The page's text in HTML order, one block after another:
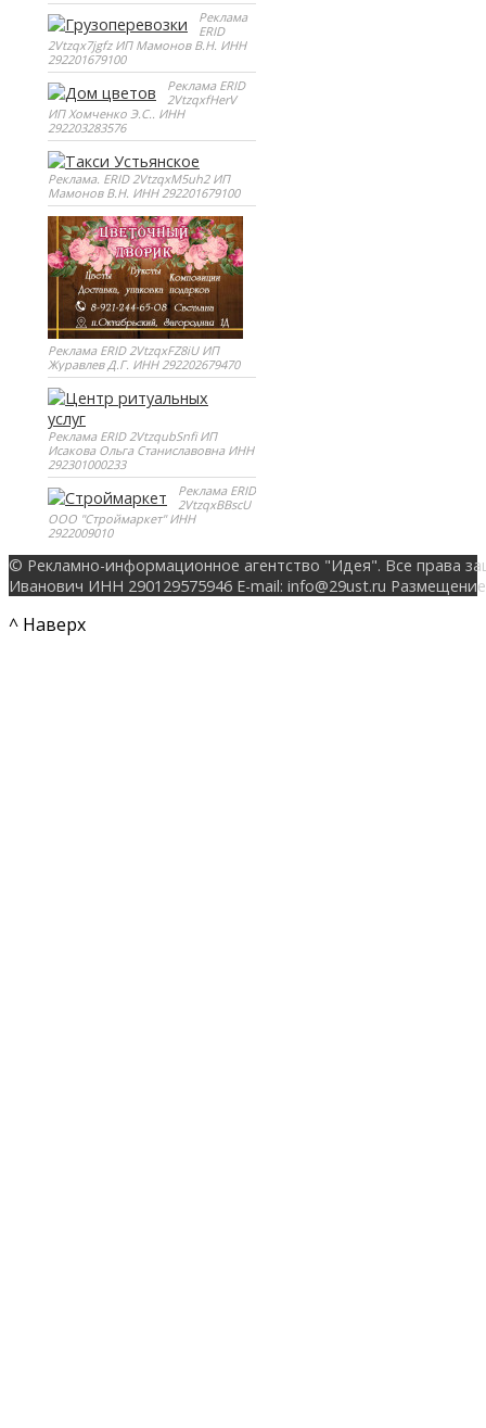
Реклама
ERID
2Vtzqx7jgfz ИП Мамонов В.Н. ИНН
292201679100
Реклама ERID
2VtzqxfHerV
ИП Хомченко Э.С.. ИНН
292203283576
Реклама. ERID 2VtzqxM5uh2 ИП
Мамонов В.Н. ИНН 292201679100
Реклама ERID 2VtzqxFZ8iU ИП
Журавлев Д.Г. ИНН 292202679470
Реклама ERID 2VtzqubSnfi ИП
Исакова Ольга Станиславовна ИНН
292301000233
Реклама ERID
2VtzqxBBscU
ООО "Строймаркет" ИНН
2922009010
© Рекламно-информационное агентство "Идея". Все права
Иванович ИНН 290129575946 E-mail: info@29ust.ru
^ Наверх